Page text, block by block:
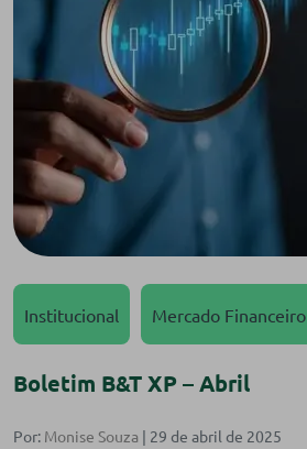
Institucional Mercado Financeiro
Boletim B&T XP – Abril
Por: Monise Souza | 29 de abril de 2025